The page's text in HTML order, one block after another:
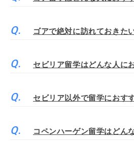
ゴアで絶対に訪れておきた
セビリア留学はどんな人に
セビリア以外で留学におす
コペンハーゲン留学はどん